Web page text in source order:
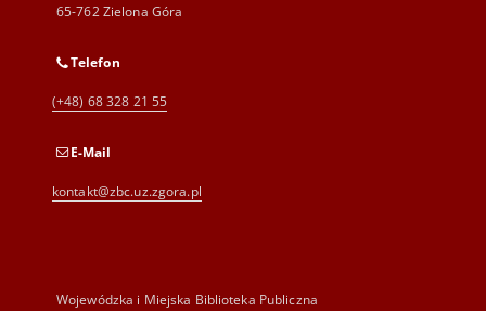
65-762 Zielona Góra
Telefon
(+48) 68 328 21 55
E-Mail
kontakt@zbc.uz.zgora.pl
Wojewódzka i Miejska Biblioteka Publiczna